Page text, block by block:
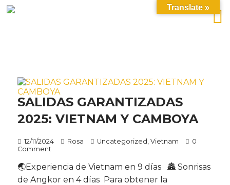
SALIDAS GARANTIZADAS
2025: VIETNAM Y CAMBOYA
12/11/2024 Rosa Uncategorized ,Vietnam
0
Comment
🌏Experiencia de Vietnam en 9 días 🏯 Sonrisas
de Angkor en 4 días Para obtener la
Translate »